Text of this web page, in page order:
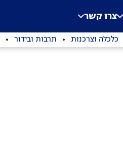
צרו קשר
כלכלה וצרכנות תרבות ובידור